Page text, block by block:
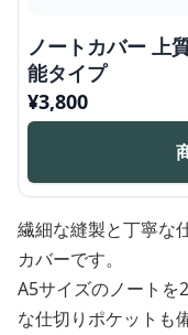
ノートカバー 上
能タイプ
¥3,800
繊細な縫製と丁寧な
カバーです。
A5サイズのノートを
な仕切りポケットも